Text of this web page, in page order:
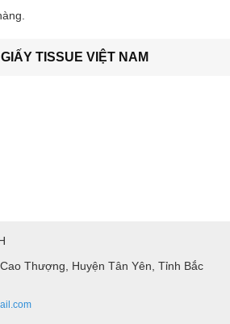
TISSUE VIỆT NAM
Thượng, Huyện Tân Yên, Tỉnh Bắc